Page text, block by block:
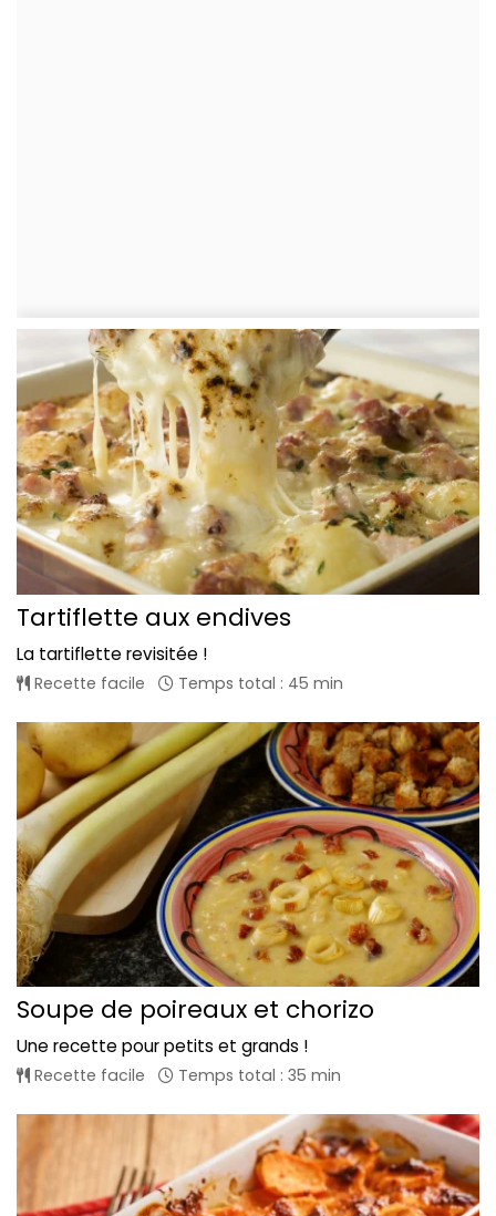
Tartiflette aux endives
La tartiflette revisitée !
Recette facile Temps total : 45 min
Soupe de poireaux et chorizo
Une recette pour petits et grands !
Recette facile Temps total : 35 min